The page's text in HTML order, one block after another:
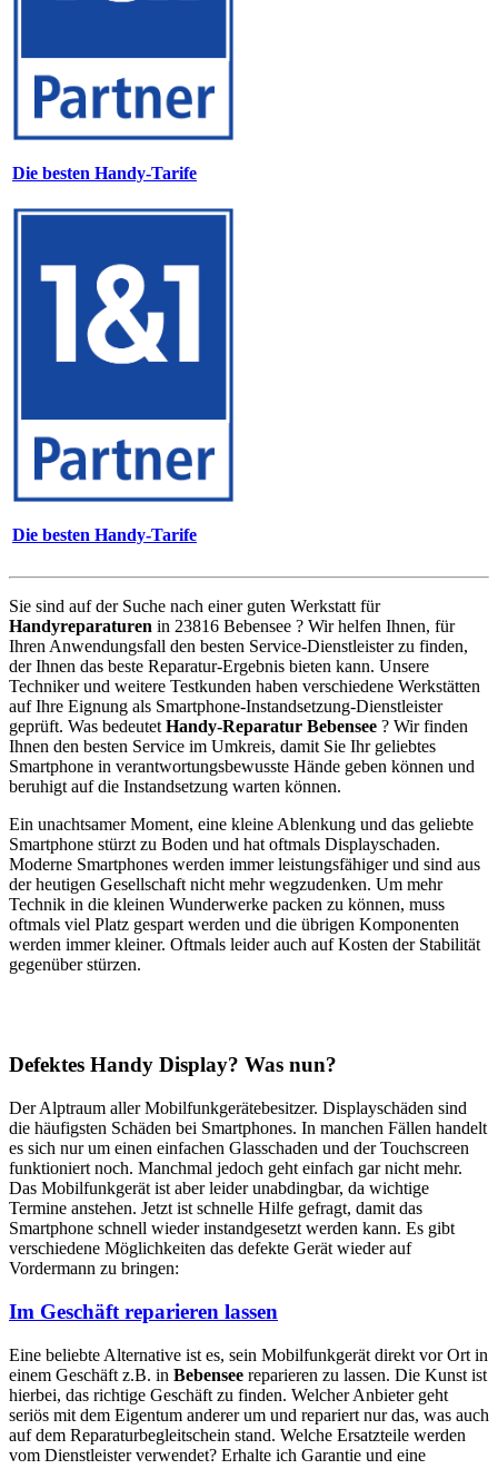
Die besten Handy-Tarife
Die besten Handy-Tarife
Sie sind auf der Suche nach einer guten Werkstatt für
Handyreparaturen in 23816 Bebensee ? Wir helfen Ihnen, für
Ihren Anwendungsfall den besten Service-Dienstleister zu finden,
der Ihnen das beste Reparatur-Ergebnis bieten kann. Unsere
Techniker und weitere Testkunden haben verschiedene Werkstätten
auf Ihre Eignung als Smartphone-Instandsetzung-Dienstleister
geprüft. Was bedeutet Handy-Reparatur Bebensee ? Wir finden
Ihnen den besten Service im Umkreis, damit Sie Ihr geliebtes
Smartphone in verantwortungsbewusste Hände geben können und
beruhigt auf die Instandsetzung warten können.
Ein unachtsamer Moment, eine kleine Ablenkung und das geliebte
Smartphone stürzt zu Boden und hat oftmals Displayschaden.
Moderne Smartphones werden immer leistungsfähiger und sind aus
der heutigen Gesellschaft nicht mehr wegzudenken. Um mehr
Technik in die kleinen Wunderwerke packen zu können, muss
oftmals viel Platz gespart werden und die übrigen Komponenten
werden immer kleiner. Oftmals leider auch auf Kosten der Stabilität
gegenüber stürzen.
Defektes Handy Display? Was nun?
Der Alptraum aller Mobilfunkgerätebesitzer. Displayschäden sind
die häufigsten Schäden bei Smartphones. In manchen Fällen handelt
es sich nur um einen einfachen Glasschaden und der Touchscreen
funktioniert noch. Manchmal jedoch geht einfach gar nicht mehr.
Das Mobilfunkgerät ist aber leider unabdingbar, da wichtige
Termine anstehen. Jetzt ist schnelle Hilfe gefragt, damit das
Smartphone schnell wieder instandgesetzt werden kann. Es gibt
verschiedene Möglichkeiten das defekte Gerät wieder auf
Vordermann zu bringen:
Im Geschäft reparieren lassen
Eine beliebte Alternative ist es, sein Mobilfunkgerät direkt vor Ort in
einem Geschäft z.B. in Bebensee reparieren zu lassen. Die Kunst ist
hierbei, das richtige Geschäft zu finden. Welcher Anbieter geht
seriös mit dem Eigentum anderer um und repariert nur das, was auch
auf dem Reparaturbegleitschein stand. Welche Ersatzteile werden
vom Dienstleister verwendet? Erhalte ich Garantie und eine